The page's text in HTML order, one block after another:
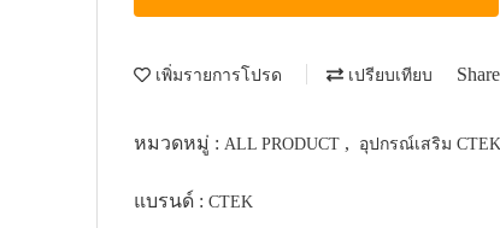
เพิ่มรายการโปรด เปรียบเทียบ Share
หมวดหมู่ : ALL PRODUCT , อุปกรณ์เสริม CTEK
แบรนด์ : CTEK